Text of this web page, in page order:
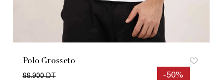
Polo Grosseto
-50%
99.900 DT